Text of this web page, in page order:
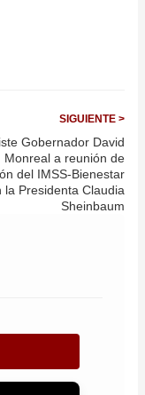
SIGUIENTE >
Gobernador David
Monreal a reunión de
del IMSS-Bienestar
la Presidenta Claudia
Sheinbaum